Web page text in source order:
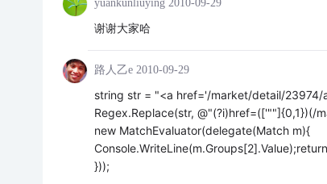
yuankunliuying 2010-09-29
谢谢大家哈
路人乙e 2010-09-29
string str = "<a href='/market/detail/
Regex.Replace(str, @"(?i)href=(['""]{0,1})(/
new MatchEvaluator(delegate(Match m){
}));